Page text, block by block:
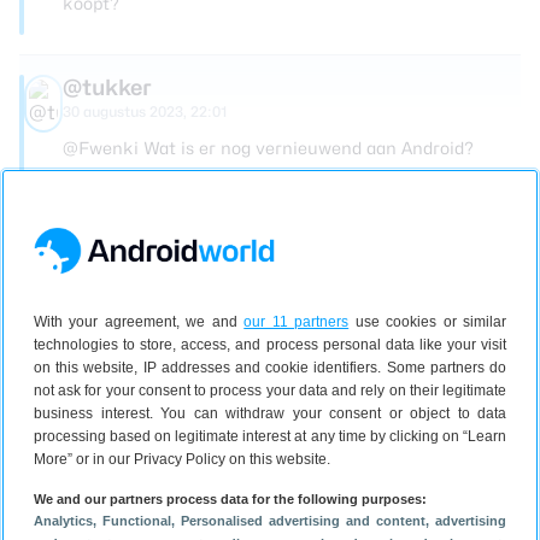
With your agreement, we andour 11 partners use cookies or similar
technologies to store, access, and process personal data like your visit
on this website, IP addresses and cookie identifiers. Some partners do
not ask for your consent to process your data and rely on their legitimate
business interest. You can withdraw your consent or object to data
processing based on legitimate interest at any time by clicking on “Learn
More” or in our Privacy Policy on this website.
We and our partners process data for the following purposes:
Analytics, Functional , Personalised advertising and content, advertising
@tukker
@Fwenki Wat is er nog vernieuwend aan Android?
31 augustus 2023, 13:13
De vergelijking met de wasmachine vind ik een beetje
uit de lucht gegrepen. Ik kijk geen 2 of 3 uur naar
mijn wasmachine. Als mijn kleren mooi gewassen zijn,
hoef ik geen nieuwe machine. Als de nieuwste
smartphone een mooier scherm heeft, betere foto’s
mij te kriebelen. Dat zit er bij mij in, en zal niet snel